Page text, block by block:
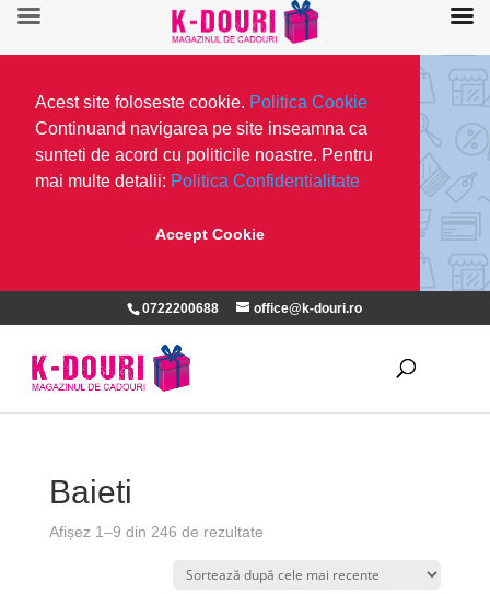
Acest site foloseste cookie. Politica Cookie
Continuand navigarea pe site inseamna ca
sunteti de acord cu politicile noastre. Pentru
mai multe detalii: Politica Confidentialitate
Accept Cookie
0722200688 office@k-douri.ro
Baieti
Afișez 1–9 din 246 de rezultate